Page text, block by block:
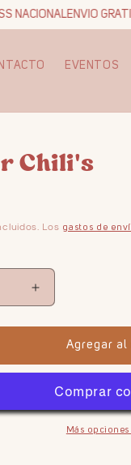
ENVIO GRATIS
EVENTOS
Chili's
Los gastos de
Aumentar
para
Collar
Chili&#39;s
Agregar al
Más